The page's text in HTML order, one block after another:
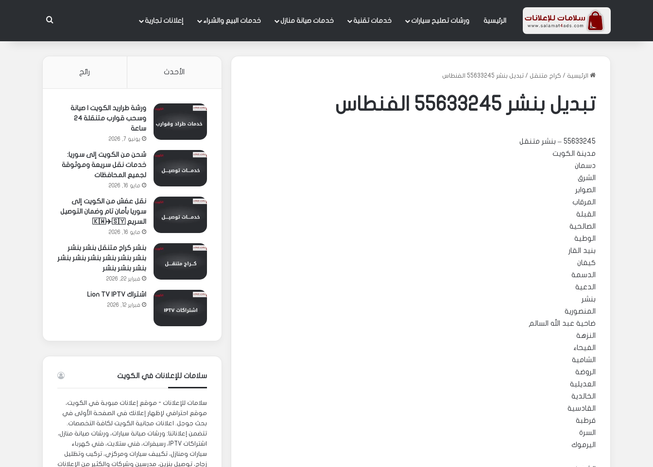
الرئيسية ورشات تصليح سيارات خدمات تقنية خدمات صيانة منازل خدمات البيع والشراء إعلانات تجارية بحث عن
الرئيسية / كراج متنقل / تبديل بنشر 55633245 الفنطاس
تبديل بنشر 55633245 الفنطاس
55633245 – بنشر متنقل
مدينة الكويت
دسمان
الشرق
الصوابر
المرقاب
القبلة
الصالحية
الوطية
بنيد القار
كيفان
الدسمة
الدعية
بنشر
المنصورية
ضاحية عبد الله السالم
النزهة
الفيحاء
الشامية
الروضة
العديلية
الخالدية
القادسية
قرطبة
السرة
اليرموك
الأحدث رائج
ورشة طراريد الكويت | صيانة
وسحب قوارب متنقلة 24
ساعة
يونيو 7, 2026
شحن من الكويت إلى سوريا:
خدمات نقل سريعة وموثوقة
لجميع المحافظات
مايو 16, 2026
نقل عفش من الكويت إلى
سوريا بأمان تام وضمان التوصيل
السريع 🇰🇼✈️🇸🇾
مايو 16, 2026
بنشر كراج متنقل بنشر بنشر
بنشر بنشر بنشر بنشر بنشر بنشر
بنشر بنشر بنشر
فبراير 22, 2026
اشتراك Lion TV IPTV
فبراير 12, 2026
سلامات للإعلانات في الكويت
سلامات للإعلانات - موقع إعلانات مبوبة في الكويت،
موقع احترافي لإظهار إعلانك في الصفحة الأولى في
بحث جوجل. اعلانات مجانية الكويت لكافة التخصصات.
تتضمن إعلاناتنا: ورشات صيانة سيارات، ورشات صيانة منازل،
اشتراكات IPTV، رسيفرات، فني ستلايت، فني كهرباء
سيارات ومنازل، تكييف سيارات ومركزي، تركيب وتظليل
زجاج، توصيل بنزين، مدرسين وشركات والكثير من الإعلانات